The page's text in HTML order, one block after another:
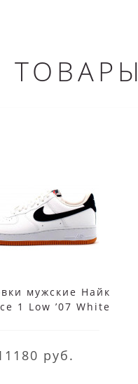
мужские Найк
1 Low ’07 White
руб.